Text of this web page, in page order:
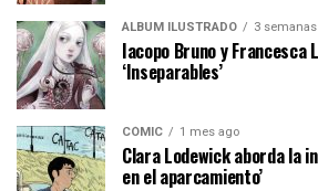
ÁLBUM ILUSTRADO 3
Iacopo Bruno y Francesca
‘Inseparables’
CÓMIC 1 mes ago
Clara Lodewick aborda la
en el aparcamiento’